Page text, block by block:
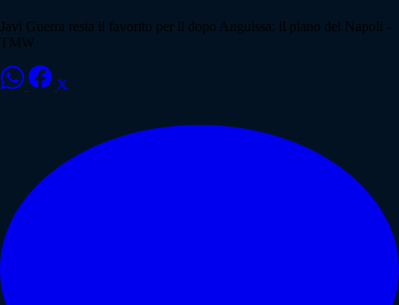
Javi Guerra resta il favorito per il dopo Anguissa: il piano del Napoli -
TMW